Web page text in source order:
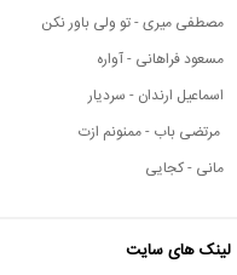
مصطفی میری - تو ولی باور نکن
مسعود فراهانی - آواره
اسماعیل ارندان - سردیار
مرتضی باب - ممنونم ازت
مانی - کجایی
لینک های سایت